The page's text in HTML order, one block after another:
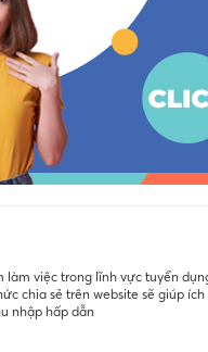
làm việc trong lĩnh vực tuyển
chia sẻ trên website sẽ giúp
nhập hấp dẫn